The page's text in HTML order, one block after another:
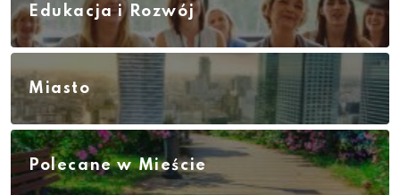
Edukacja i Rozwój
Miasto
Polecane w Mieście